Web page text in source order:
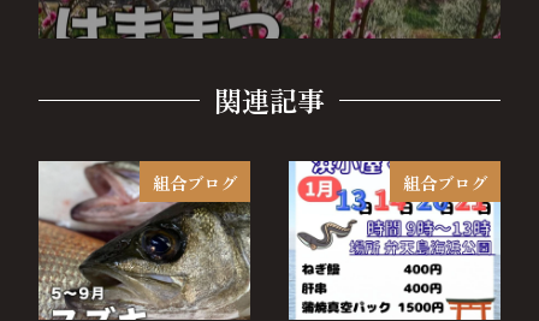
関連記事
組合ブログ 組合ブログ